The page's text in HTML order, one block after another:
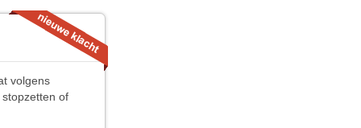
volgens
of